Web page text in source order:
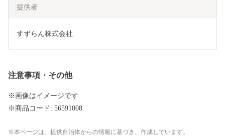
提供者
すずらん株式会社
注意事項・その他
※画像はイメージです
※商品コード: 56591008
本ページは、提供自治体からの情報に基づき、作成しています。